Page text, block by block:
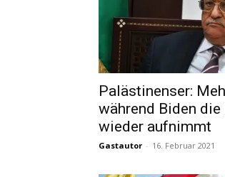
Palästinenser:
während Biden
wieder aufnimmt
Gastautor - 16. Februar 2021